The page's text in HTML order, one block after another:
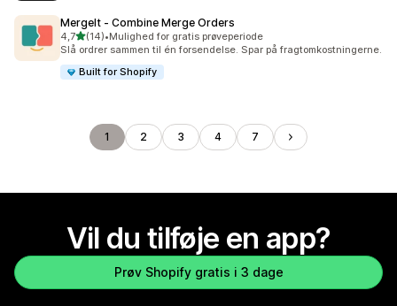
MergeIt ‑ Combine Merge Orders
4,7ud af 5 stjerner
(14)
14 anmeldelser i alt
•Mulighed for gratis prøveperiode
Slå ordrer sammen til én forsendelse. Spar på fragtomkostningerne.
Built for Shopify
1 2 3 4 7
Vil du tilføje en app?
Prøv Shopify gratis i 3 dage